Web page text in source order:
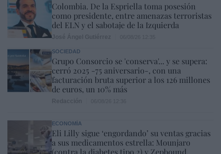
Colombia. De la Espriella toma posesión
como presidente, entre amenazas terroristas
del ELN y el sabotaje de la Izquierda
SOCIEDAD
Grupo Consorcio se 'conserva'... y se supera:
cerró 2025 -75 aniversario-, con una
facturación bruta superior a los 126 millones
de euros, un 10% más
ECONOMÍA
Eli Lilly sigue ‘engordando’ su ventas gracias
a sus medicamentos estrella: Mounjaro
(contra la diabetes tipo 2) y Zepbound,